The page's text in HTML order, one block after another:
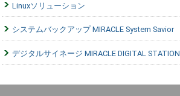
Linuxソリューション
システムバックアップ MIRACLE System Savior
デジタルサイネージ MIRACLE DIGITAL STATION